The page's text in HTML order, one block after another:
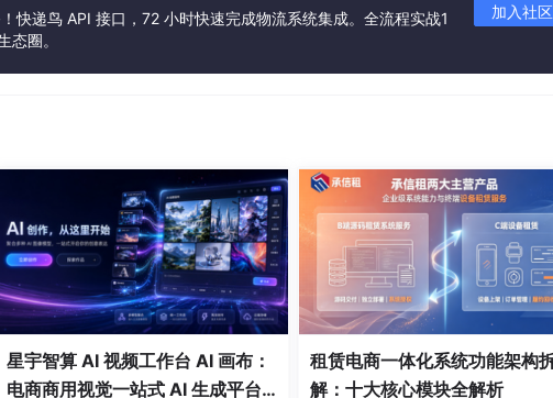
快递鸟 API 接口，72 小时快速完成物流系统集成。全流程实战1
态圈。
加入社区
星宇智算 AI 视频工作台 AI 画布：
电商商用视觉一站式 AI 生成平台
租赁电商一体化系统功能架构
解：十大核心模块全解析